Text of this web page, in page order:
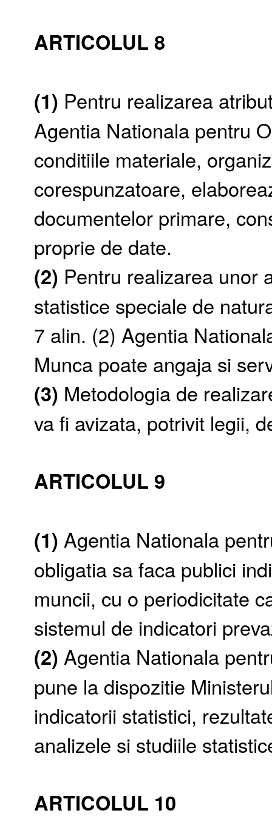
ARTICOLUL 8
(1) Pentru realizarea
Agentia Nationala pentru
conditiile materiale,
corespunzatoare,
documentelor primare,
proprie de date.
(2) Pentru realizarea unor
statistice speciale de
7 alin. (2) Agentia
Munca poate angaja si
(3) Metodologia de
va fi avizata, potrivit legii,
ARTICOLUL 9
(1)Agentia Nationala
obligatia sa faca publici
muncii, cu o periodicitate
sistemul de indicatori
(2) Agentia Nationala
pune la dispozitie
indicatorii statistici,
analizele si studiile
ARTICOLUL 10